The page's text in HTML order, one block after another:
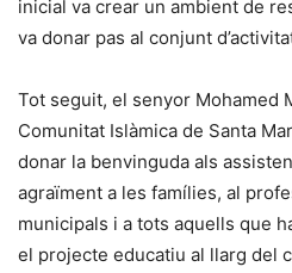
inicial va crear un ambient de
va donar pas al conjunt
Tot seguit, el senyor Mohamed
Comunitat Islàmica de Santa
donar la benvinguda als
agraïment a les famílies, al
municipals i a tots aquells que
el projecte educatiu al llarg del